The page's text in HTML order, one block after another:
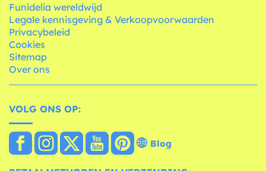
Funidelia wereldwijd
Legale kennisgeving & Verkoopvoorwaarden
Privacybeleid
Cookies
Sitemap
Over ons
VOLG ONS OP:
Blog